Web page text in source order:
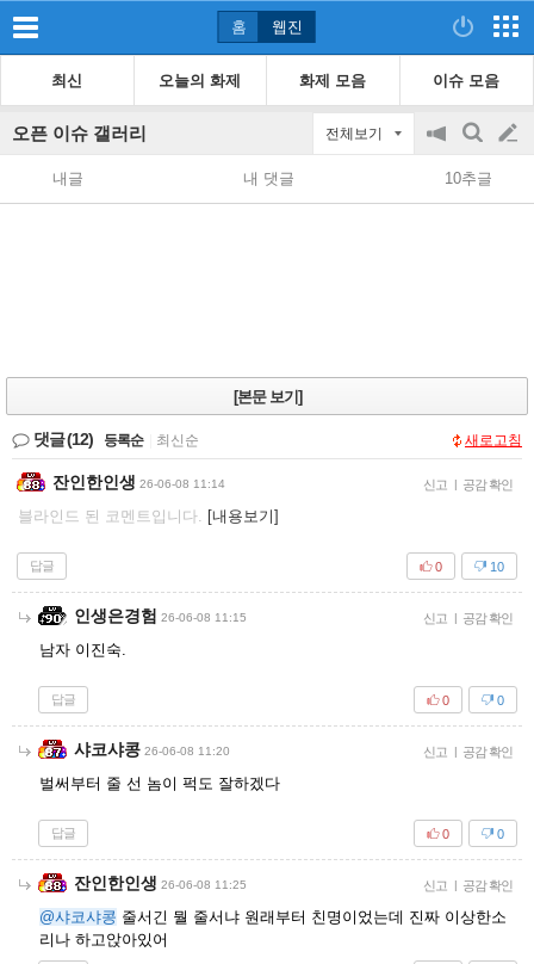
홈 웹진
최신 오늘의 화제 화제 모음 이슈 모음
오픈 이슈 갤러리 전체보기
공
지
on/off
검
색
글
쓰
내글 내 댓글 10추글
[본문 보기]
댓글(12) 등록순 최신순 새로고침
잔인한인생 26-06-08 11:14 신고 | 공감 확인
블라인드 된 코멘트입니다. [내용보기]
답글 10
0
인생은경험 26-06-08 11:15 신고 | 공감 확인
남자 이진숙.
답글 0
0
샤코샤콩 26-06-08 11:20 신고 | 공감 확인
벌써부터 줄 선 놈이 퍽도 잘하겠다
답글 0
0
잔인한인생 26-06-08 11:25 신고 | 공감 확인
@샤코샤콩 줄서긴 뭘 줄서냐 원래부터 친명이었는데 진짜 이상한소
리나 하고앉아있어